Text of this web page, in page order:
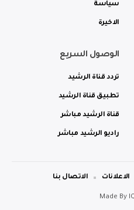
سياسة
الاخيرة
الوصول السريع
تردد قناة الرشيد
تطبيق قناة الرشيد
قناة الرشيد مباشر
راديو الرشيد مباشر
Made By
الاعلانات الاتصال بنا